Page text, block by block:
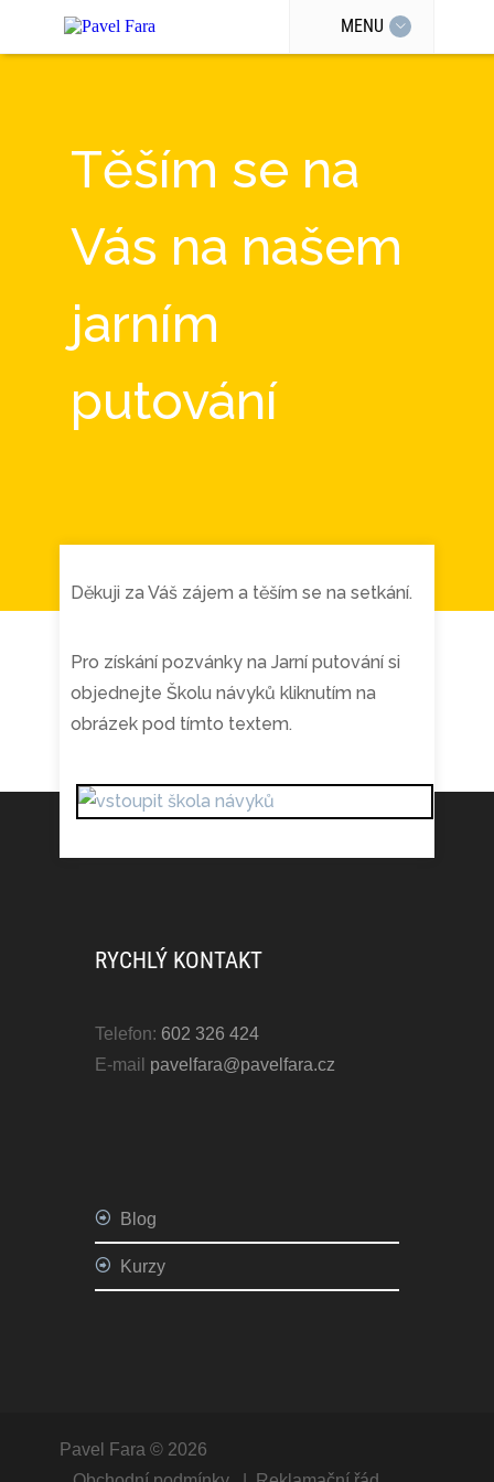
MENU
Těším se na
Vás na našem
jarním
putování
Děkuji za Váš zájem a těším se na setkání.
Pro získání pozvánky na Jarní putování si
objednejte Školu návyků kliknutím na
obrázek pod tímto textem.
RYCHLÝ KONTAKT
Telefon: 602 326 424
E-mail pavelfara@pavelfara.cz
Blog
Kurzy
Pavel Fara © 2026